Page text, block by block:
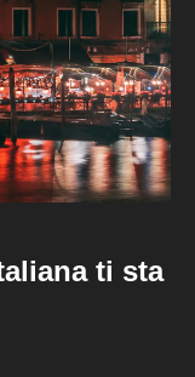
ti sta